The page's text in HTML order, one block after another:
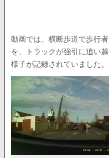
動画では、横断歩道で歩行
を、トラックが強引に追い
様子が記録されていました。